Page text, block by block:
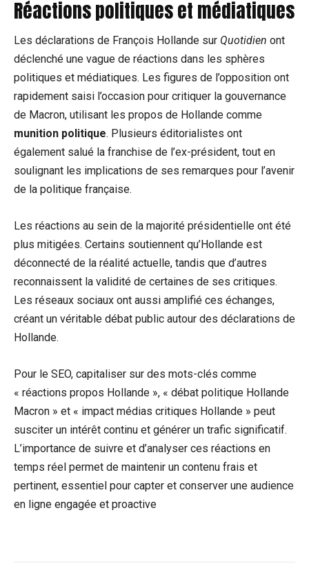
Réactions politiques et médiatiques
Les déclarations de François Hollande sur Quotidien ont
déclenché une vague de réactions dans les sphères
politiques et médiatiques. Les figures de l’opposition ont
rapidement saisi l’occasion pour critiquer la gouvernance
de Macron, utilisant les propos de Hollande comme
munition politique. Plusieurs éditorialistes ont
également salué la franchise de l’ex-président, tout en
soulignant les implications de ses remarques pour l’avenir
de la politique française.
Les réactions au sein de la majorité présidentielle ont été
plus mitigées. Certains soutiennent qu’Hollande est
déconnecté de la réalité actuelle, tandis que d’autres
reconnaissent la validité de certaines de ses critiques.
Les réseaux sociaux ont aussi amplifié ces échanges,
créant un véritable débat public autour des déclarations de
Hollande.
Pour le SEO, capitaliser sur des mots-clés comme
« réactions propos Hollande », « débat politique Hollande
Macron » et « impact médias critiques Hollande » peut
susciter un intérêt continu et générer un trafic significatif.
L’importance de suivre et d’analyser ces réactions en
temps réel permet de maintenir un contenu frais et
pertinent, essentiel pour capter et conserver une audience
en ligne engagée et proactive